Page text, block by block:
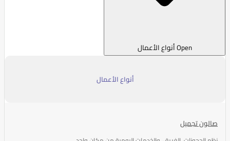
Open أنواع الأعمال
أنواع الأعمال
صالون تجميل